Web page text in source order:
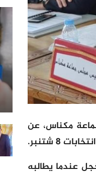
مكناس، عن
8 شتنبر.
عندما يطالبه